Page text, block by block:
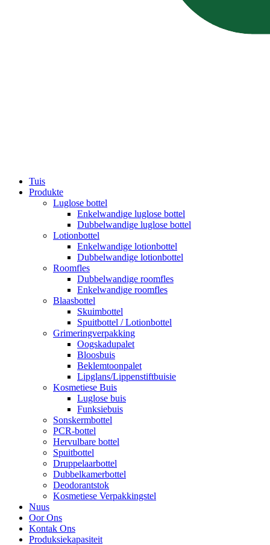
Tuis
Produkte
Luglose bottel
Enkelwandige luglose bottel
Dubbelwandige luglose bottel
Lotionbottel
Enkelwandige lotionbottel
Dubbelwandige lotionbottel
Roomfles
Dubbelwandige roomfles
Enkelwandige roomfles
Blaasbottel
Skuimbottel
Spuitbottel / Lotionbottel
Grimeringverpakking
Oogskadupalet
Bloosbuis
Beklemtoonpalet
Lipglans/Lippenstiftbuisie
Kosmetiese Buis
Luglose buis
Funksiebuis
Sonskermbottel
PCR-bottel
Hervulbare bottel
Spuitbottel
Druppelaarbottel
Dubbelkamerbottel
Deodorantstok
Kosmetiese Verpakkingstel
Nuus
Oor Ons
Kontak Ons
Produksiekapasiteit